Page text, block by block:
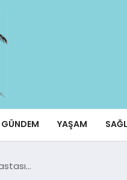
GÜNDEM YAŞAM